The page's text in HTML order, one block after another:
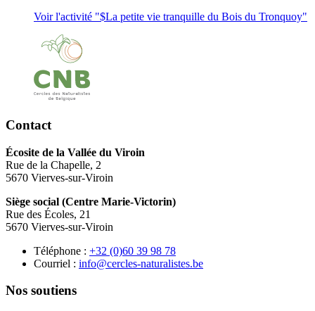
Voir l'activité "$La petite vie tranquille du Bois du Tronquoy"
Contact
Écosite de la Vallée du Viroin
Rue de la Chapelle, 2
5670 Vierves-sur-Viroin
Siège social (Centre Marie-Victorin)
Rue des Écoles, 21
5670 Vierves-sur-Viroin
Téléphone : 87 89 93 06(0) 23+
Courriel : eb.setsilarutan-selcrec@ofni
Nos soutiens